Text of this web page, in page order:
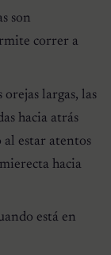
son
correr a
orejas largas, las
hacia atrás
al estar atentos
hacia
está en